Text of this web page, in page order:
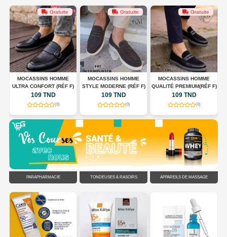
Gratuite
MOCASSINS HOMME
ULTRA CONFORT (RÉF F)
109 TND
(0)
Gratuite
MOCASSINS HOMME
STYLE MODERNE (RÉF F)
109 TND
(0)
Gratuite
MOCASSINS HOMME
QUALITÉ PREMIUM(RÉF F)
109 TND
(0)
PARAPHARMACIE TONDEUSES & RASOIRS APPAREILS DE MASSAGE